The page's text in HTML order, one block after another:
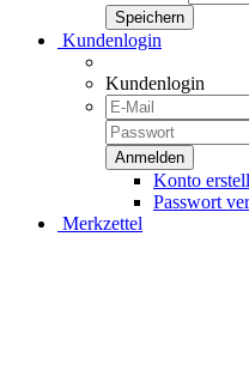
Kundenlogin
Kundenlogin
Konto
Passwort
Merkzettel